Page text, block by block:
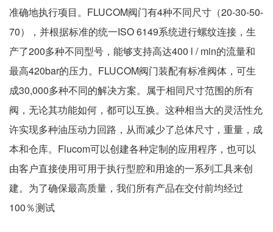
准确地执行项目。FLUCOM阀门有4种不同尺寸（20-30-50-
70），并根据标准的统一ISO 6149系统进行螺纹连接，生
产了200多种不同型号，能够支持高达400 l / min的流量和
最高420bar的压力。FLUCOM阀门装配有标准阀体，可生
成30,000多种不同的解决方案。属于相同尺寸范围的所有
阀，无论其功能如何，都可以互换。这种相当大的灵活性允
许实现多种油压动力回路，从而减少了总体尺寸，重量，成
本和仓库。Flucom可以创建各种定制的应用程序，也可以
由客户直接使用可用于执行型腔和用途的一系列工具来创
建。为了确保最高质量，我们所有产品在交付前均经过
100％测试